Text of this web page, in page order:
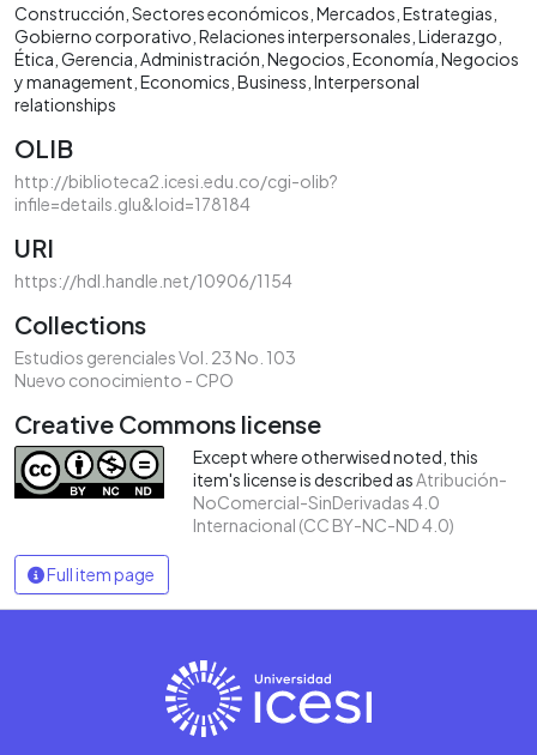
Construcción Sectores económicos Mercados Estrategias
Gobierno corporativo Relaciones interpersonales Liderazgo
Ética Gerencia Administración Negocios Economía Negocios
y management Economics Business Interpersonal
relationships
OLIB
http://biblioteca2.icesi.edu.co/cgi-olib?
infile=details.glu&loid=178184
URI
https://hdl.handle.net/10906/1154
Collections
Estudios gerenciales Vol. 23 No. 103
Nuevo conocimiento - CPO
Creative Commons license
Except where otherwised noted, this
item's license is described asAtribución-
NoComercial-SinDerivadas 4.0
Internacional (CC BY-NC-ND 4.0)
Full item page